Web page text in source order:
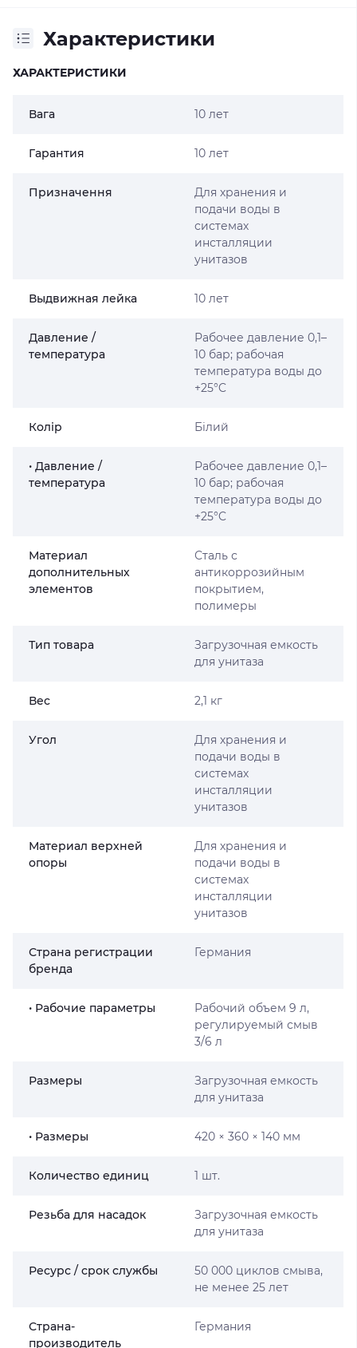
Характеристики
ХАРАКТЕРИСТИКИ
Вага 10 лет
Гарантия 10 лет
Призначення
Для хранения и
подачи воды в
системах
инсталляции
унитазов
Выдвижная лейка 10 лет
Давление /
температура
Рабочее давление 0,1–
10 бар; рабочая
температура воды до
+25°C
Колір Білий
• Давление /
температура
Рабочее давление 0,1–
10 бар; рабочая
температура воды до
+25°C
Материал
дополнительных
элементов
Сталь с
антикоррозийным
покрытием,
полимеры
Тип товара
Загрузочная емкость
для унитаза
Вес 2,1 кг
Угол
Для хранения и
подачи воды в
системах
инсталляции
унитазов
Материал верхней
опоры
Для хранения и
подачи воды в
системах
инсталляции
унитазов
Страна регистрации
бренда
Германия
• Рабочие параметры
Рабочий объем 9 л,
регулируемый смыв
3/6 л
Размеры
Загрузочная емкость
для унитаза
• Размеры 420 × 360 × 140 мм
Количество единиц 1 шт.
Резьба для насадок
Загрузочная емкость
для унитаза
Ресурс / срок службы
50 000 циклов смыва,
не менее 25 лет
Страна-
производитель
Германия